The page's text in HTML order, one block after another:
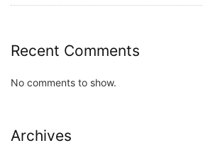
Recent Comments
No comments to show.
Archives